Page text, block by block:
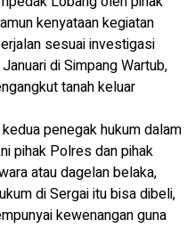
kenyataan kegiatan
sesuai investigasi
di Simpang Wartub,
tanah keluar
penegak hukum dalam
pihak Polres dan pihak
atau dagelan belaka,
di Sergai itu bisa dibeli,
kewenangan guna